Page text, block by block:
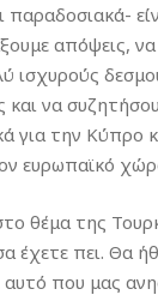
παραδοσιακά-
απόψεις,
ισχυρούς
και να
για την Κύπρο
ευρωπαϊκό
θέμα της
έχετε πει. Θα
που μας